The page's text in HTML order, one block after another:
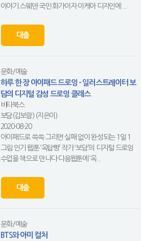
이야기 스웨덴 국민 화가이자 이케아 디자인에 ...
대출
문화/예술
하루 한 장 아이패드 드로잉 - 일러스트레이터 보
담의 디지털 감성 드로잉 클래스
비타북스
보담(김보람) (지은이)
2020-08-20
아이패드로 쓱쓱 그리면 실패 없이 완성되는 1일 1
그림 인기 웹툰 ‘옥탑빵’ 작가 ‘보담’의 디지털 드로잉
수업을 책으로 만나다 다음웹툰에 ‘옥...
대출
문화/예술
BTS와 아미 컬처